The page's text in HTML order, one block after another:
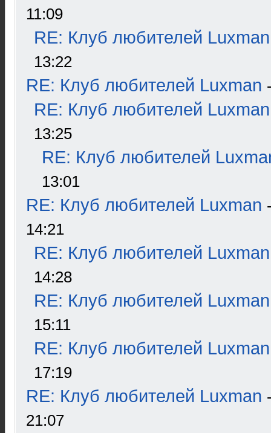
11:09
RE: Клуб любителей Luxman
13:22
RE: Клуб любителей Luxman
RE: Клуб любителей Luxman
13:25
RE: Клуб любителей
13:01
RE: Клуб любителей Luxman
14:21
RE: Клуб любителей Luxman
14:28
RE: Клуб любителей Luxman
15:11
RE: Клуб любителей Luxman
17:19
RE: Клуб любителей Luxman
21:07